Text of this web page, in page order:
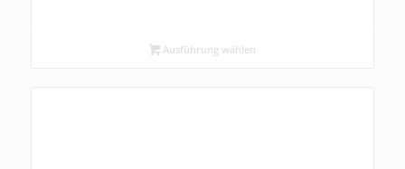
Ausführung wählen